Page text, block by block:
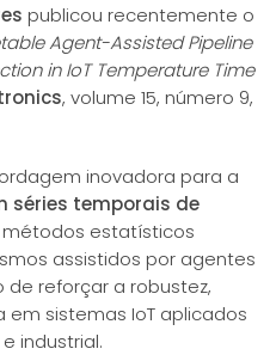
publicou recentemente o
Agent-Assisted Pipeline
in IoT Temperature Time
, volume 15, número 9,
inovadora para a
séries temporais de
estatísticos
assistidos por agentes
reforçar a robustez,
sistemas IoT aplicados
industrial.